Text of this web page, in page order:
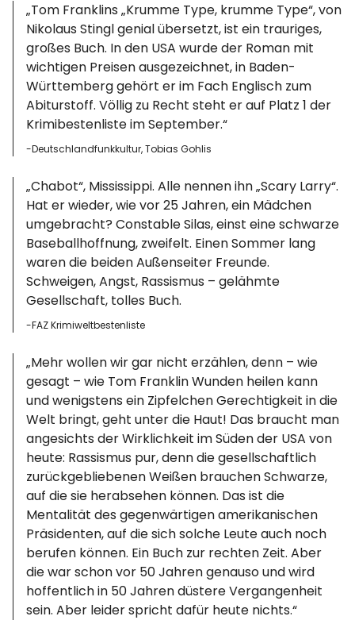
„Tom Franklins „Krumme Type, krumme Type“, von
Nikolaus Stingl genial übersetzt, ist ein trauriges,
großes Buch. In den USA wurde der Roman mit
wichtigen Preisen ausgezeichnet, in Baden-
Württemberg gehört er im Fach Englisch zum
Abiturstoff. Völlig zu Recht steht er auf Platz 1 der
Krimibestenliste im September.“
-Deutschlandfunkkultur, Tobias Gohlis
„Chabot“, Mississippi. Alle nennen ihn „Scary Larry“.
Hat er wieder, wie vor 25 Jahren, ein Mädchen
umgebracht? Constable Silas, einst eine schwarze
Baseballhoffnung, zweifelt. Einen Sommer lang
waren die beiden Außenseiter Freunde.
Schweigen, Angst, Rassismus – gelähmte
Gesellschaft, tolles Buch.
-FAZ Krimiweltbestenliste
„Mehr wollen wir gar nicht erzählen, denn – wie
gesagt – wie Tom Franklin Wunden heilen kann
und wenigstens ein Zipfelchen Gerechtigkeit in die
Welt bringt, geht unter die Haut! Das braucht man
angesichts der Wirklichkeit im Süden der USA von
heute: Rassismus pur, denn die gesellschaftlich
zurückgebliebenen Weißen brauchen Schwarze,
auf die sie herabsehen können. Das ist die
Mentalität des gegenwärtigen amerikanischen
Präsidenten, auf die sich solche Leute auch noch
berufen können. Ein Buch zur rechten Zeit. Aber
die war schon vor 50 Jahren genauso und wird
hoffentlich in 50 Jahren düstere Vergangenheit
sein. Aber leider spricht dafür heute nichts.“